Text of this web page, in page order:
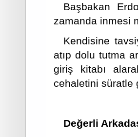
Başbakan
zamanda inmesi
Kendisine
atıp dolu tutma
giriş kitabı
cehaletini süratle
Değerli